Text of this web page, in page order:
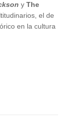
y The
el de
en la cultura